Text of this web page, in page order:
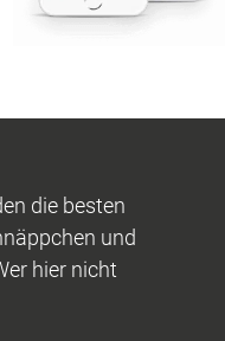
die besten
und
hier nicht